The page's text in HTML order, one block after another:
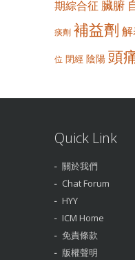
期綜合征 臟腑
痰劑 補益劑
位 閉經 陰陽 頭
Quick Link
關於我們
Chat Forum
HYY
ICM Home
免責條款
版權聲明